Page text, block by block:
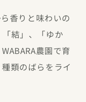
香りと味わいの
結」、「ゆか
農園で育
類のばらをライ